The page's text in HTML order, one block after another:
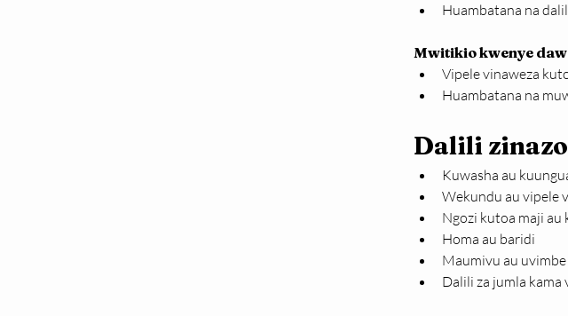
Huambatana na
Mwitikio kwenye
Vipele vinaweza
Huambatana na
Dalili
Kuwasha au
Wekundu au vipele
Ngozi kutoa maji au
Homa au baridi
Maumivu au
Dalili za jumla